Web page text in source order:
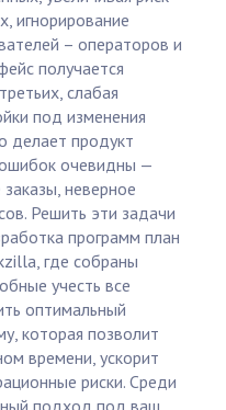
игнорирование
– операторов и
получается
слабая
под изменения
делает продукт
очевидны —
неверное
Решить эти задачи
программ план
где собраны
учесть все
оптимальный
которая позволит
времени, ускорит
риски. Среди